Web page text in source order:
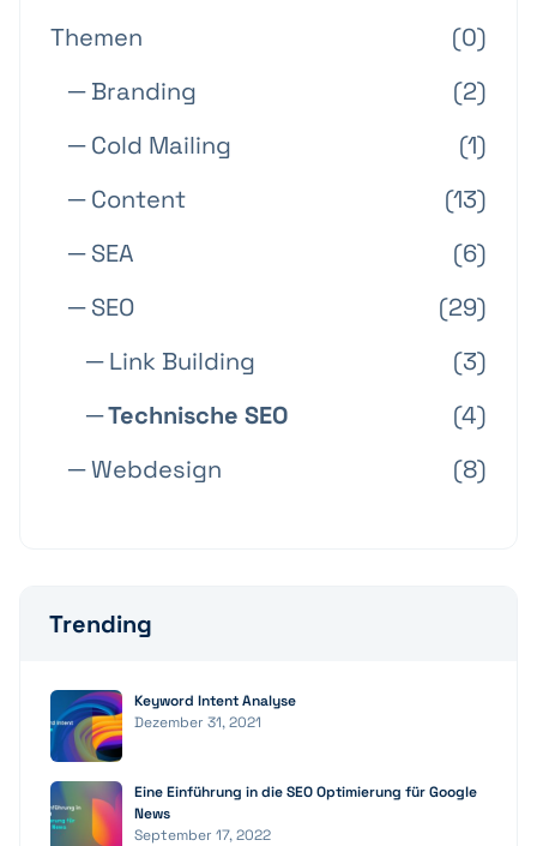
Themen
(0)
─ Branding
(2)
─ Cold Mailing
(1)
─ Content
(13)
─ SEA
(6)
─ SEO
(29)
─ Link Building
(3)
─ Technische SEO
(4)
─ Webdesign
(8)
Trending
Keyword Intent Analyse
Dezember 31, 2021
Eine Einführung in die SEO Optimierung für Google
News
September 17, 2022